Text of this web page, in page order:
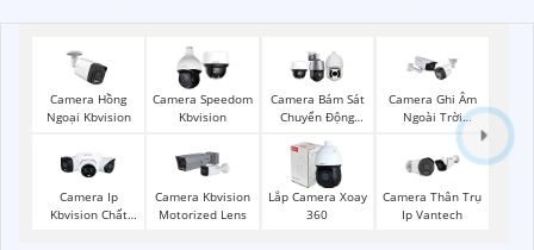
Camera Hồng
Ngoại Kbvision
Camera Speedom
Kbvision
Camera Bám Sát
Chuyển Động
Camera Ghi Âm
Ngoài Trời
Camera Ip
Kbvision Chất
Camera Kbvision
Motorized Lens
Lắp Camera Xoay
360
Camera Thân Trụ
Ip Vantech